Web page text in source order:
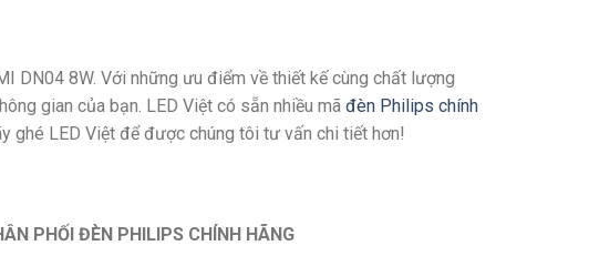
DN04 8W. Với những ưu điểm về thiết kế cùng chất lượng
gian của bạn. LED Việt có sẵn nhiều mã đèn Philips chính
ghé LED Việt để được chúng tôi tư vấn chi tiết hơn!
PHỐI ĐÈN PHILIPS CHÍNH HÃNG